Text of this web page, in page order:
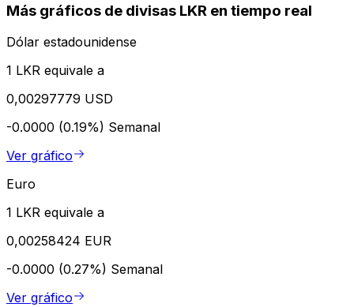
Más gráficos de divisas LKR en tiempo real
Dólar estadounidense
1 LKR equivale a
0,00297779 USD
-0.0000 (0.19%) Semanal
Ver gráfico
Euro
1 LKR equivale a
0,00258424 EUR
-0.0000 (0.27%) Semanal
Ver gráfico